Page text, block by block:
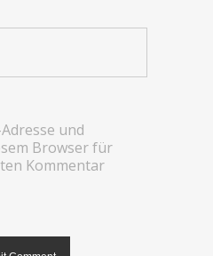
und
Browser für
Kommentar